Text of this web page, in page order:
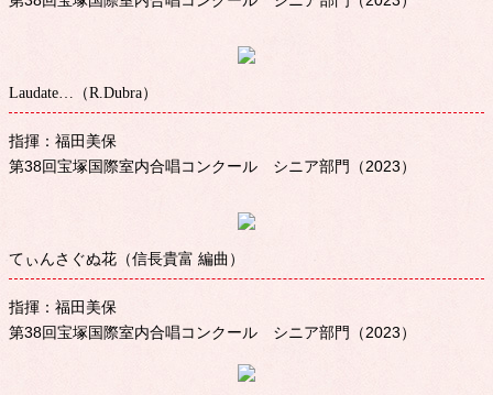
Laudate…（R.Dubra）
指揮：福田美保
第38回宝塚国際室内合唱コンクール シニア部門（2023）
てぃんさぐぬ花（信長貴富 編曲）
指揮：福田美保
第38回宝塚国際室内合唱コンクール シニア部門（2023）